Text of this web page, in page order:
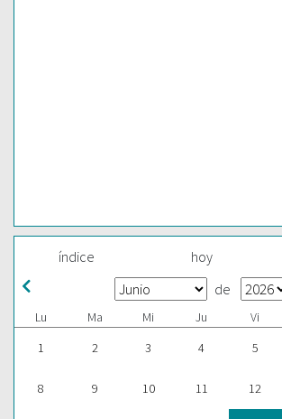
índice hoy
de
Lu Ma Mi Ju Vi
1
2 3 4 5
8 9 10 11 12